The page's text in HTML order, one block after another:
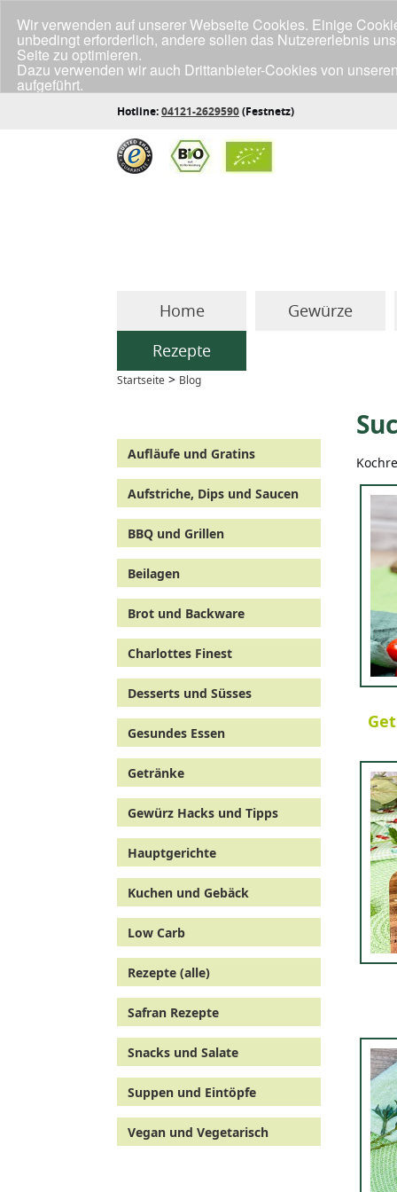
Hotline:04121-2629590(Festnetz)
Home
Gewürze
Rezepte
Startseite > Blog
Aufläufe und Gratins
Aufstriche, Dips und Saucen
BBQ und Grillen
Beilagen
Brot und Backware
Charlottes Finest
Desserts und Süsses
Gesundes Essen
Getränke
Gewürz Hacks und Tipps
Hauptgerichte
Kuchen und Gebäck
Low Carb
Rezepte (alle)
Safran Rezepte
Snacks und Salate
Suppen und Eintöpfe
Vegan und Vegetarisch
Wir verwenden auf unserer Webseite Cookies. Einige
unbedingt erforderlich, andere sollen das Nutzererlebnis
Seite zu optimieren.
Dazu verwenden wir auch Drittanbieter-Cookies von
aufgeführt.
Klicke unten auf "Annehmen", wenn du mit der